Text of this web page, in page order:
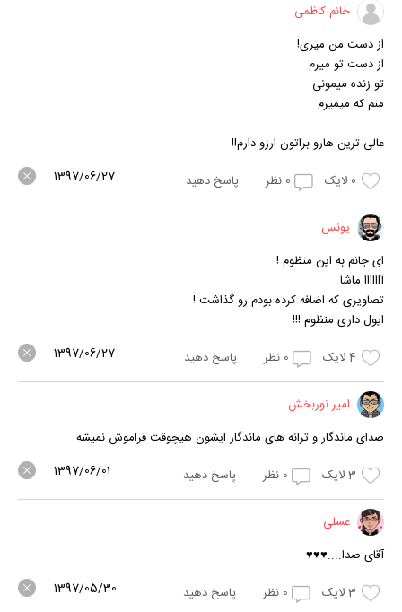
خانم کاظمی
از دست من میری!
از دست تو میرم
تو زنده میمونی
منم که میمیرم
عالی ترین هارو براتون ارزو دارم!!
0 لایک 0 نظر پاسخ دهید 1397/06/27
یونس
ای جانم به این منظوم !
آاااااا ماشا.......
تصاویری که اضافه کرده بودم رو گذاشت !
ایول داری منظوم !!!
4لایک 0 نظر پاسخ دهید 1397/06/27
امیر نوربخش
صدای ماندگار و ترانه های ماندگار ایشون هیچوقت فراموش نمیشه
3لایک 0 نظر پاسخ دهید 1397/06/01
عسلی
آقای صدا....♥♥♥
3لایک 0 نظر پاسخ دهید 1397/05/30